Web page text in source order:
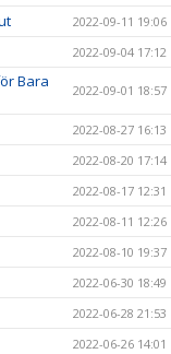
2022-09-11 19:06
2022-09-04 17:12
Bara
2022-09-01 18:57
2022-08-27 16:13
2022-08-20 17:14
2022-08-17 12:31
2022-08-11 12:26
2022-08-10 19:37
2022-06-30 18:49
2022-06-28 21:53
2022-06-26 14:01